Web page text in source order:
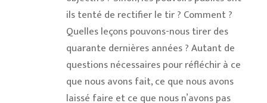
ils tenté de rectifier le tir ? Comment ?
Quelles leçons pouvons-nous tirer des
quarante dernières années ? Autant de
questions nécessaires pour réfléchir à ce
que nous avons fait, ce que nous avons
laissé faire et ce que nous n’avons pas